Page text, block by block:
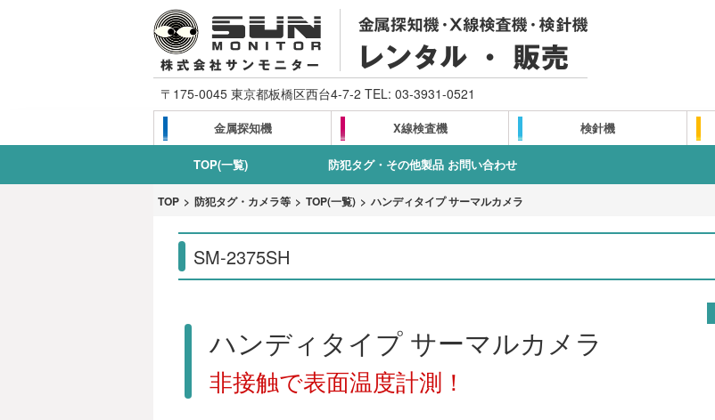
〒175-0045 東京都板橋区西台4-7-2 TEL: 03-3931-0521
金属探知機 X線検査機 検針機
TOP(一覧) 防犯タグ・その他製品 お問い合わせ
TOP 防犯タグ・カメラ等 TOP(一覧) ハンディタイプ サーマルカメラ
SM-2375SH
ハンディタイプ サーマルカメラ
非接触で表面温度計測！